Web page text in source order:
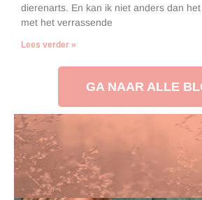
dierenarts. En kan ik niet anders dan
met het verrassende
Lees verder »
GA NAAR ALLE